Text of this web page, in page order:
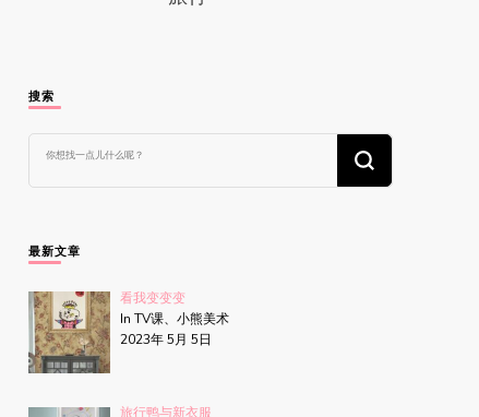
搜索
么
吗?
最新文章
看我变变变
In TV课、小熊美术
2023年 5月 5日
旅行鸭与新衣服